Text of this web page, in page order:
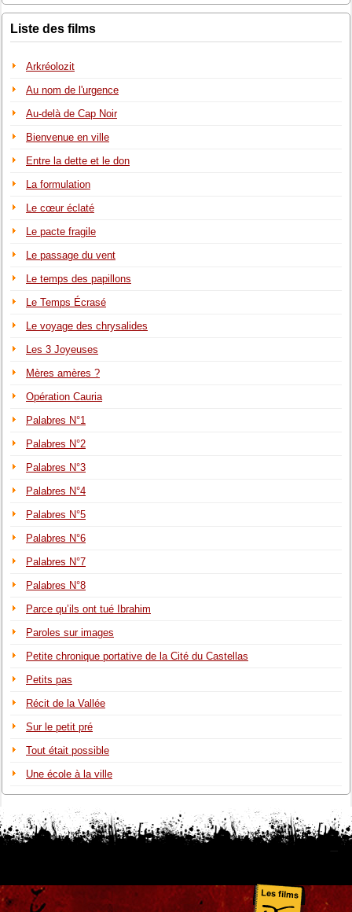
Liste des films
Arkréolozit
Au nom de l'urgence
Au-delà de Cap Noir
Bienvenue en ville
Entre la dette et le don
La formulation
Le cœur éclaté
Le pacte fragile
Le passage du vent
Le temps des papillons
Le Temps Écrasé
Le voyage des chrysalides
Les 3 Joyeuses
Mères amères ?
Opération Cauria
Palabres N°1
Palabres N°2
Palabres N°3
Palabres N°4
Palabres N°5
Palabres N°6
Palabres N°7
Palabres N°8
Parce qu’ils ont tué Ibrahim
Paroles sur images
Petite chronique portative de la Cité du Castellas
Petits pas
Récit de la Vallée
Sur le petit pré
Tout était possible
Une école à la ville